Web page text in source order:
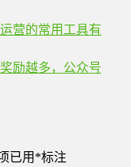
营的常用工具有
励越多，公众号
已用 *标注